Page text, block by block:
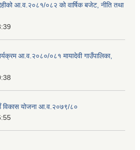
आ.व.२०८१/०८२ को वार्षिक बजेट, नीति तथा
आ.व.२०८०/०८१ मायादेवी गाउँपालिका,
विकास योजना आ.व.२०७९/८०